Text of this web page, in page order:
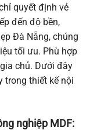
quyết định vẻ
đến độ bền,
Đà Nẵng, chúng
tối ưu. Phù hợp
chủ. Dưới đây
trong thiết kế nội
nghiệp MDF: